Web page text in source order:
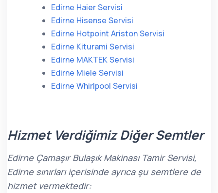
Edirne Haier Servisi
Edirne Hisense Servisi
Edirne Hotpoint Ariston Servisi
Edirne Kiturami Servisi
Edirne MAKTEK Servisi
Edirne Miele Servisi
Edirne Whirlpool Servisi
Hizmet Verdiğimiz Diğer Semtler
Edirne Çamaşır Bulaşık Makinası Tamir Servisi,
Edirne sınırları içerisinde ayrıca şu semtlere de
hizmet vermektedir: